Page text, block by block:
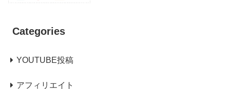
Categories
YOUTUBE投稿
アフィリエイト